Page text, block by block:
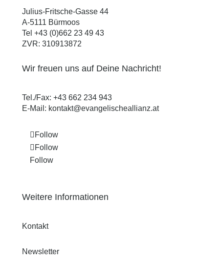
Julius-Fritsche-Gasse 44
A-5111 Bürmoos
Tel +43 (0)662 23 49 43
ZVR: 310913872
Wir freuen uns auf Deine Nachricht!
Tel./Fax: +43 662 234 943
E-Mail: kontakt@evangelischeallianz.at
Follow
Follow
Follow
Weitere Informationen
Kontakt
Newsletter